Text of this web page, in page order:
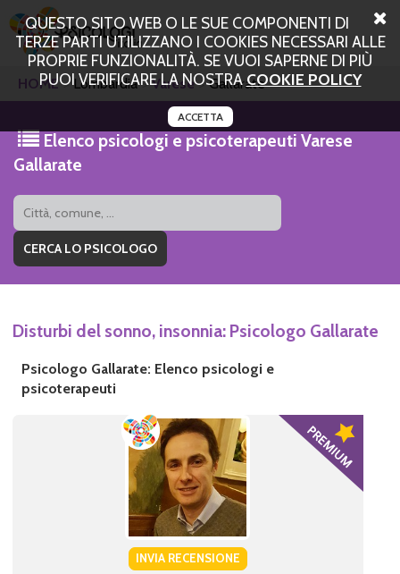
QUESTO SITO WEB O LE SUE COMPONENTI DI
TERZE PARTI UTILIZZANO I COOKIES NECESSARI ALLE
PROPRIE FUNZIONALITÀ. SE VUOI SAPERNE DI PIÙ
PUOI VERIFICARE LA NOSTRACOOKIE POLICY
ACCETTA
HOME Lombardia Varese Gallarate
Elenco psicologi e psicoterapeuti Varese
Gallarate
Disturbi del sonno, insonnia: Psicologo Gallarate
Psicologo Gallarate: Elenco psicologi e
psicoterapeuti
INVIA RECENSIONE